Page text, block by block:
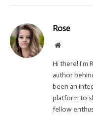
Rose
Website
Hi there! I'm
author
been an
platform to
fellow